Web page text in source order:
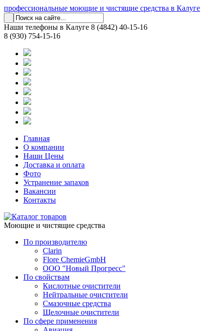
профессиональные моющие и чистящие средства в Калуге
Наши телефоны в Калуге 8 (4842) 40-15-16
8 (930) 754-15-16
Главная
О компании
Наши Цены
Доставка и оплата
Фото
Устранение запахов
Вакансии
Контакты
Моющие и чистящие средства
По производителю
Clarin
Flore ChemieGmbH
ООО "Новый Прогресс"
По свойствам
Кислотные очистители
Нейтральные очистители
Смазочные средства
Щелочные очистители
По сфере применения